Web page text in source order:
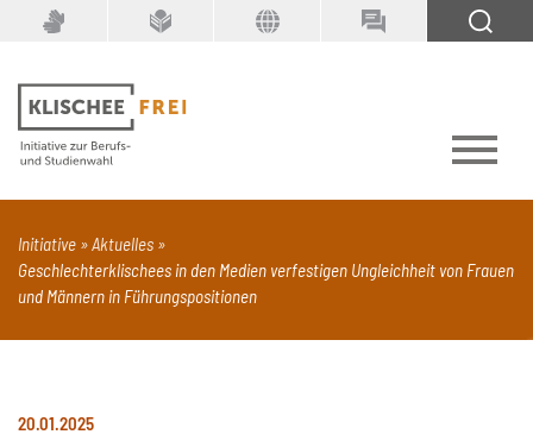
Suchbegriff
PDF Seite mit Video Alle Dokumenttypen
Initiative
Aktuelles
Geschlechterklischees in den Medien verfestigen Ungleichheit von Frauen
und Männern in Führungspositionen
20.01.2025